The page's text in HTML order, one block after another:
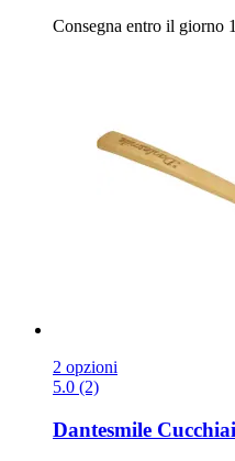
Consegna entro il giorno
2 opzioni
5.0 (2)
Dantesmile